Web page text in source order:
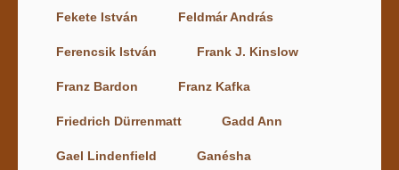
Fekete István Feldmár András
Ferencsik István Frank J. Kinslow
Franz Bardon Franz Kafka
Friedrich Dürrenmatt Gadd Ann
Gael Lindenfield Ganésha